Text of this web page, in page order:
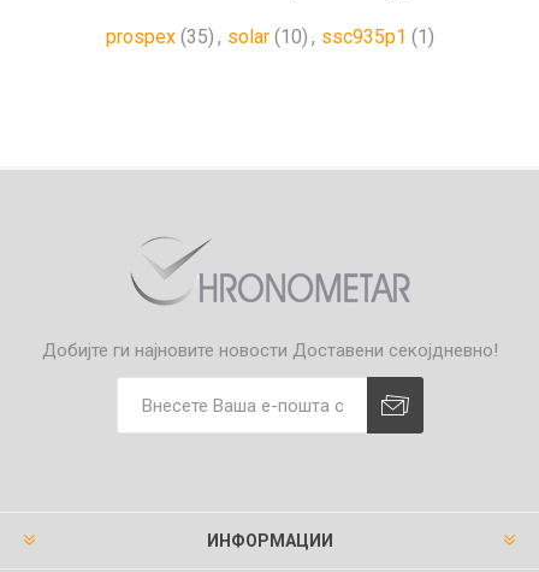
prospex (35) , solar (10) , ssc935p1 (1)
Добијте ги најновите новости Доставени секојдневно!
ИНФОРМАЦИИ